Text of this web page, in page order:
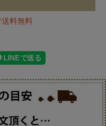
料無料